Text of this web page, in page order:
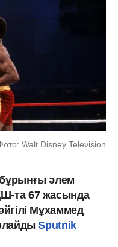
Walt Disney Television
әлем
та 67 жасында
Мұхаммед
Sputnik